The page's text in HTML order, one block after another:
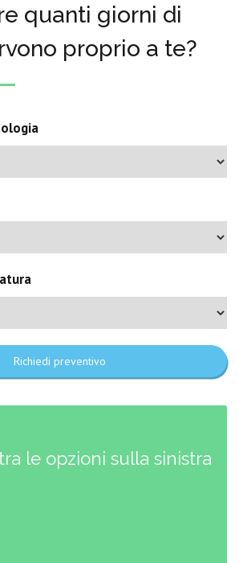
quanti giorni di
proprio a te?
Richiedi preventivo
le opzioni sulla sinistra